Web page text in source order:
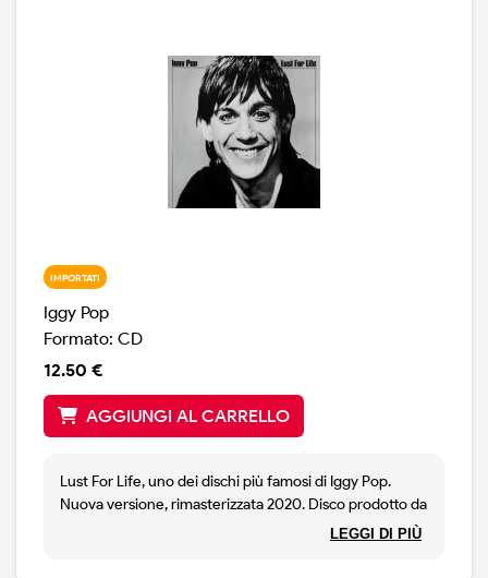
IMPORTATI
Iggy Pop
Formato: CD
12.50 €
AGGIUNGI AL CARRELLO
Lust For Life, uno dei dischi più famosi di Iggy Pop.
Nuova versione, rimasterizzata 2020. Disco prodotto da
LEGGI DI PIÙ